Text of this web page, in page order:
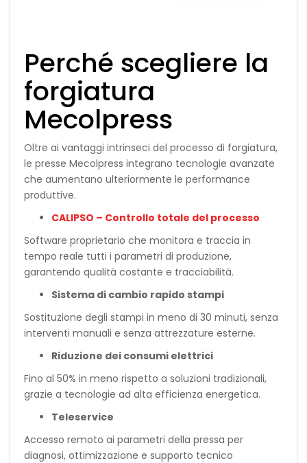
Perché scegliere la
forgiatura
Mecolpress
Oltre ai vantaggi intrinseci del processo di forgiatura,
le presse Mecolpress integrano tecnologie avanzate
che aumentano ulteriormente le performance
produttive.
CALIPSO – Controllo totale del processo
Software proprietario che monitora e traccia in
tempo reale tutti i parametri di produzione,
garantendo qualità costante e tracciabilità.
Sistema di cambio rapido stampi
Sostituzione degli stampi in meno di 30 minuti, senza
interventi manuali e senza attrezzature esterne.
Riduzione dei consumi elettrici
Fino al 50% in meno rispetto a soluzioni tradizionali,
grazie a tecnologie ad alta efficienza energetica.
Teleservice
Accesso remoto ai parametri della pressa per
diagnosi, ottimizzazione e supporto tecnico